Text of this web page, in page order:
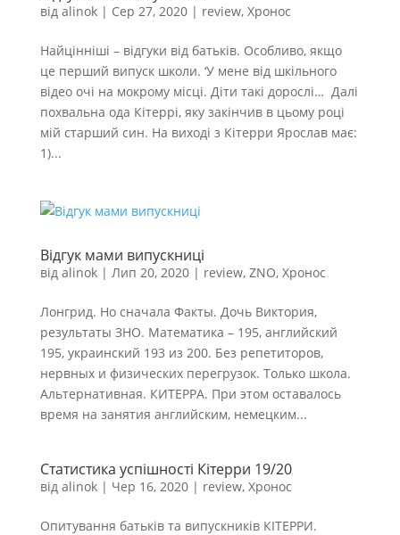
від alinok| Сер 27, 2020| review, Хронос
Найцінніші – відгуки від батьків. Особливо, якщо
це перший випуск школи. ‘У мене від шкільного
відео очі на мокрому місці. Діти такі дорослі… Далі
похвальна ода Кітеррі, яку закінчив в цьому році
мій старший син. На виході з Кітерри Ярослав має:
1)...
Відгук мами випускниці
від alinok| Лип 20, 2020| review, ZNO, Хронос
Лонгрид. Но сначала Факты. Дочь Виктория,
результаты ЗНО. Математика – 195, английский
195, украинский 193 из 200. Без репетиторов,
нервных и физических перегрузок. Только школа.
Альтернативная. КИТЕРРА. При этом оставалось
время на занятия английским, немецким...
Статистика успішності Кітерри 19/20
від alinok| Чер 16, 2020| review, Хронос
Опитування батьків та випускників КІТЕРРИ.